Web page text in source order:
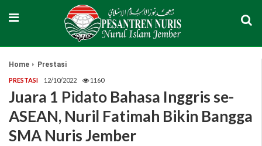
Home Prestasi
PRESTASI 12/10/2022 1160
Juara 1 Pidato Bahasa Inggris se-
ASEAN, Nuril Fatimah Bikin Bangga
SMA Nuris Jember